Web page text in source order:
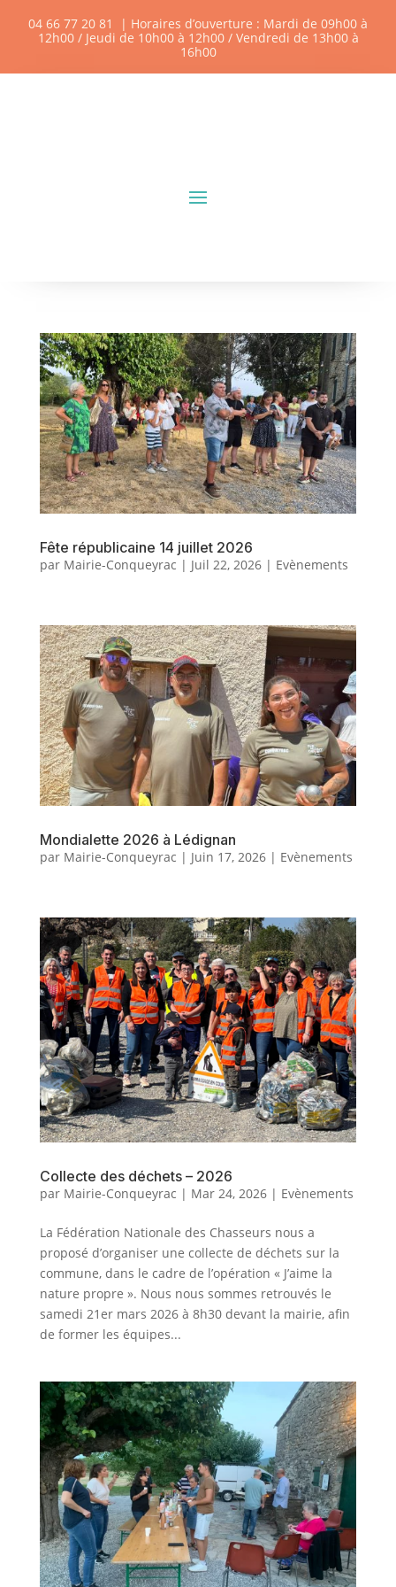
04 66 77 20 81
| Horaires d’ouverture : Mardi de 09h00 à
12h00 / Jeudi de 10h00 à 12h00 / Vendredi de 13h00 à
16h00
Fête républicaine 14 juillet 2026
par Mairie-Conqueyrac | Juil 22, 2026| Evènements
Mondialette 2026 à Lédignan
par Mairie-Conqueyrac | Juin 17, 2026| Evènements
Collecte des déchets – 2026
par Mairie-Conqueyrac | Mar 24, 2026| Evènements
La Fédération Nationale des Chasseurs nous a
proposé d’organiser une collecte de déchets sur la
commune, dans le cadre de l’opération « J’aime la
nature propre ». Nous nous sommes retrouvés le
samedi 21er mars 2026 à 8h30 devant la mairie, afin
de former les équipes...